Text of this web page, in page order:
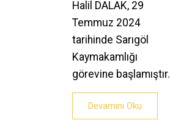
Halil DALAK, 29
Temmuz 2024
tarihinde Sarıgöl
Kaymakamlığı
görevine başlamıştır.
Devamını Oku